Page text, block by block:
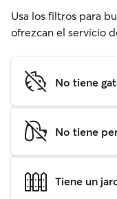
Usa los filtros para
ofrezcan el servicio
No tiene
No tiene
Tiene un